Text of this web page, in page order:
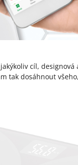
cíl, designová
tak dosáhnout